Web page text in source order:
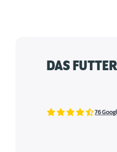
DAS
76